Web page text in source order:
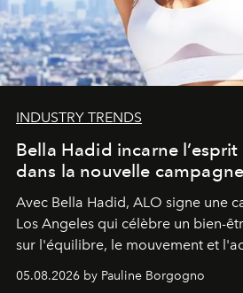
INDUSTRY TRENDS
Bella Hadid incarne
dans la nouvelle
Avec Bella Hadid, ALO signe une
Los Angeles qui célèbre un bien-
sur l'équilibre, le mouvement et
05.08.2026 by Pauline Borgogno